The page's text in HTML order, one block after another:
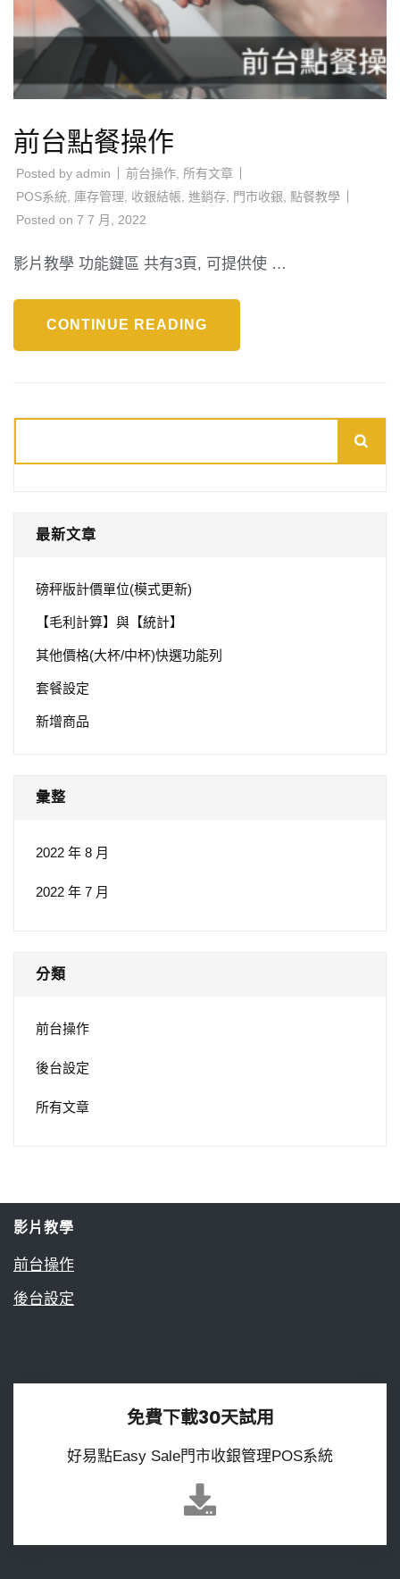
前台點餐操作
Posted by admin 前台操作 所有文章
POS系統 庫存管理 收銀結帳 進銷存 門市收銀 點餐教學
Posted on 7 7 月, 2022
影片教學 功能鍵區 共有3頁, 可提供使 …
CONTINUE READING
最新文章
磅秤版計價單位(模式更新)
【毛利計算】與【統計】
其他價格(大杯/中杯)快選功能列
套餐設定
新增商品
彙整
2022 年 8 月
2022 年 7 月
分類
前台操作
後台設定
所有文章
影片教學
前台操作
後台設定
免費下載30天試用
好易點Easy Sale門市收銀管理POS系統